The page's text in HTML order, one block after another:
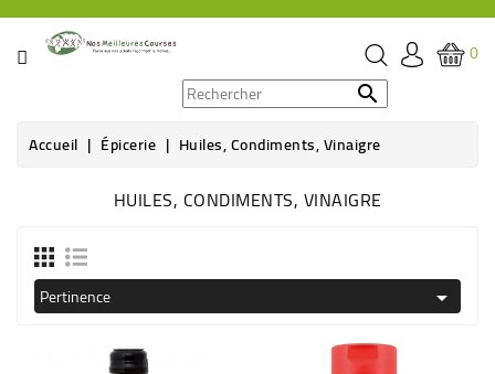
CATÉGORIE
ÉPICERIE
BOISSON
0

Accueil Épicerie Huiles, Condiments, Vinaigre
HUILES, CONDIMENTS, VINAIGRE
Pertinence 